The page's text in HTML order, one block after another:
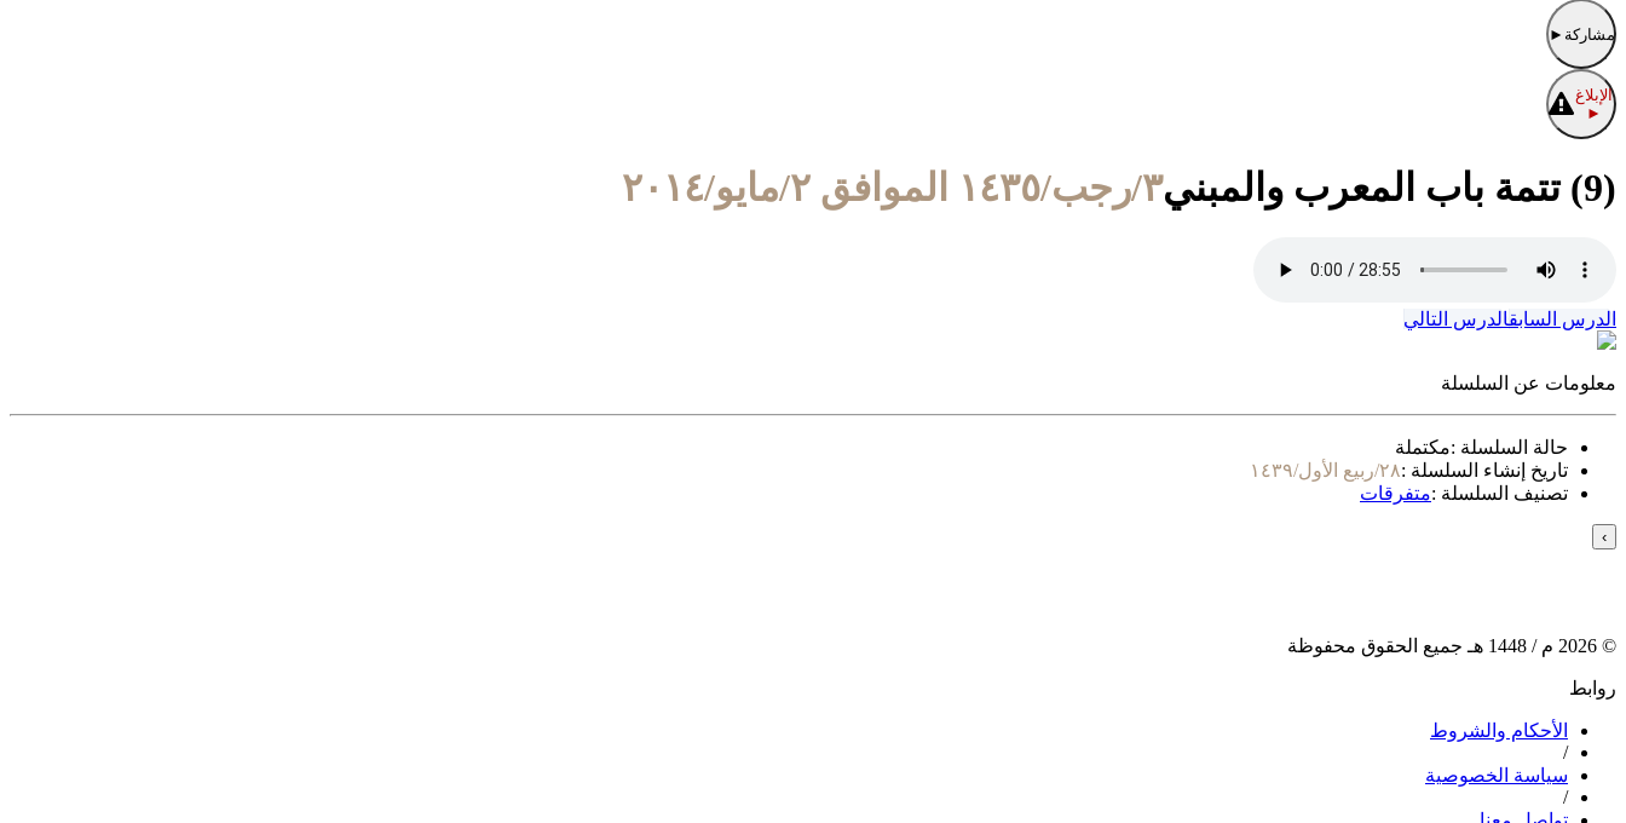
مشاركة ►
الإبلاغ
►
(9) تتمة باب المعرب والمبني ٣/رجب/١٤٣٥ الموافق ٢/مايو/٢٠١٤
الدرس السابقالدرس التالي
معلومات عن السلسلة
حالة السلسلة :مكتملة
تاريخ إنشاء السلسلة :٢٨/ربيع الأول/١٤٣٩
تصنيف السلسلة :متفرقات
›
©
2026 م / 1448 هـ جميع الحقوق محفوظة
روابط
الأحكام والشروط
/
سياسة الخصوصية
/